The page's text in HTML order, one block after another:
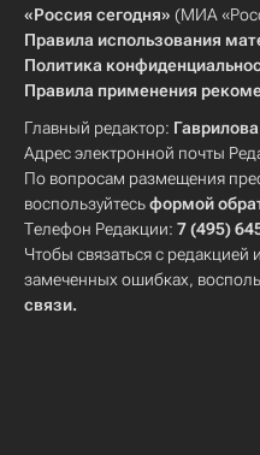
«Россия сегодня» (МИА
Правила использования
Политика
Правила применения
Главный редактор:
Адрес электронной почты
По вопросам размещения
воспользуйтесьформой
Телефон Редакции: 7 (495)
Чтобы связаться с редакцией
замеченных ошибках,
связи.